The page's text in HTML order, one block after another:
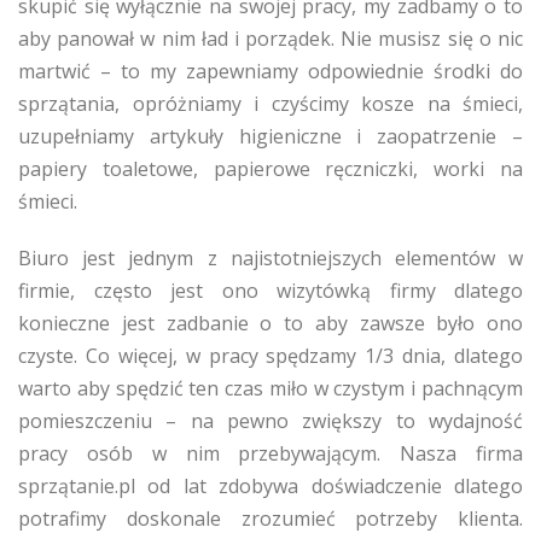
skupić się wyłącznie na swojej pracy, my zadbamy o to
aby panował w nim ład i porządek. Nie musisz się o nic
martwić – to my zapewniamy odpowiednie środki do
sprzątania, opróżniamy i czyścimy kosze na śmieci,
uzupełniamy artykuły higieniczne i zaopatrzenie –
papiery toaletowe, papierowe ręczniczki, worki na
śmieci.
Biuro jest jednym z najistotniejszych elementów w
firmie, często jest ono wizytówką firmy dlatego
konieczne jest zadbanie o to aby zawsze było ono
czyste. Co więcej, w pracy spędzamy 1/3 dnia, dlatego
warto aby spędzić ten czas miło w czystym i pachnącym
pomieszczeniu – na pewno zwiększy to wydajność
pracy osób w nim przebywającym. Nasza firma
sprzątanie.pl od lat zdobywa doświadczenie dlatego
potrafimy doskonale zrozumieć potrzeby klienta.